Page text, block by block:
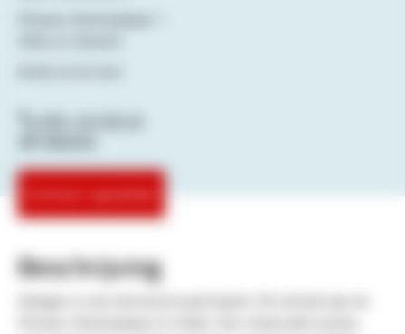
Prinses Christinalaan 1
030- 223 00 23
Contact opnemen
Beschrijving
Gelegen in een historisch pand (jaren 30 school) aan de